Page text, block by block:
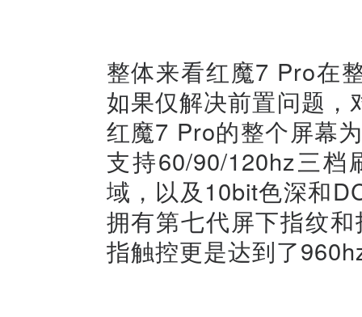
整体来看红魔7 Pro在
如果仅解决前置问题
红魔7 Pro的整个屏幕
支持60/90/120hz三
域，以及10bit色深和
拥有第七代屏下指纹
指触控更是达到了